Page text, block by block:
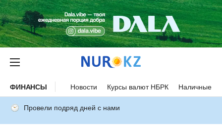
ФИНАНСЫ Новости Курсы валют НБРК Наличные
Провели подряд дней с нами